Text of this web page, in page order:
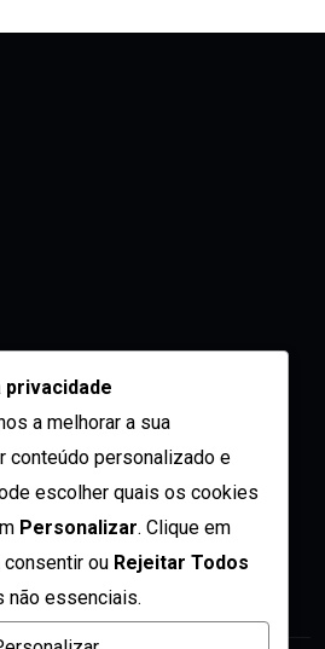
privacidade
a melhorar a sua
conteúdo personalizado e
escolher quais os cookies
Personalizar. Clique em
consentir ou Rejeitar Todos
não essenciais.